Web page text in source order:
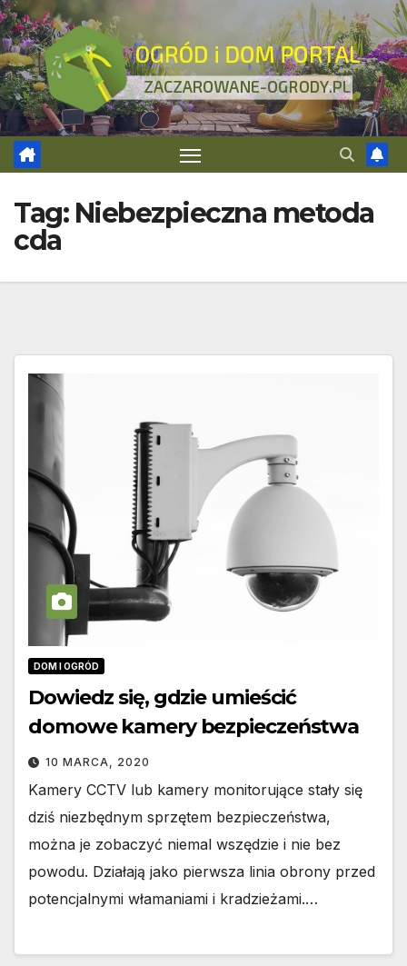
Skip
to
content
Tag: Niebezpieczna metoda
cda
DOM I OGRÓD
Dowiedz się, gdzie umieścić
domowe kamery bezpieczeństwa
10 MARCA, 2020
Kamery CCTV lub kamery monitorujące stały się
dziś niezbędnym sprzętem bezpieczeństwa,
można je zobaczyć niemal wszędzie i nie bez
powodu. Działają jako pierwsza linia obrony przed
potencjalnymi włamaniami i kradzieżami.…